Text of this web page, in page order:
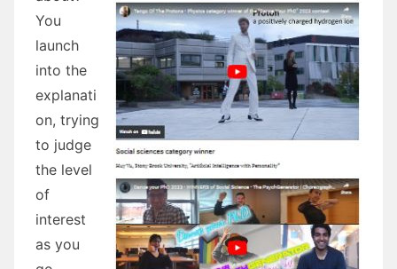
You
launch
into the
explanati
on, trying
to judge
the level
of
interest
as you